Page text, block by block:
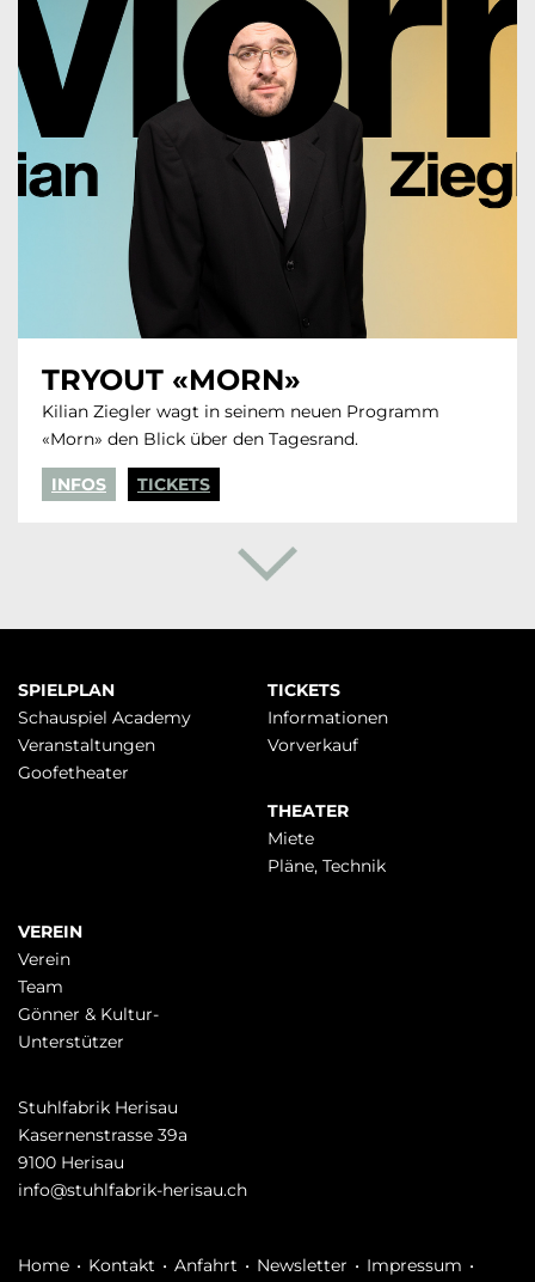
TRYOUT «MORN»
Kilian Ziegler wagt in seinem neuen Programm
«Morn» den Blick über den Tagesrand.
INFOS TICKETS
Navigation
überspringen
SPIELPLAN
Schauspiel Academy
Veranstaltungen
Goofetheater
TICKETS
Infor­mationen
Vorverkauf
THEATER
Miete
Pläne, Technik
VEREIN
Verein
Team
Gönner & Kultur-
Unterstützer
Stuhlfabrik Herisau
Kasernenstrasse 39a
9100 Herisau
info@stuhlfabrik-herisau.ch
Navigation
Home Kontakt Anfahrt Newsletter Impressum